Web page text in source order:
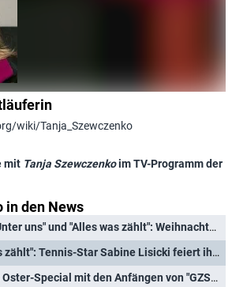
wiki/Tanja_Szewczenko
mit Tanja Szewczenkoim TV-Programm der
in den News
"GZSZ", "Unter uns" und "Alles was zählt": Weihnachts-Marathons der RTL-Soaps
"Alles was zählt": Tennis-Star Sabine Lisicki feiert ihr Schauspieldebüt
Soapiges Oster-Special mit den Anfängen von "GZSZ" und "Unter uns"